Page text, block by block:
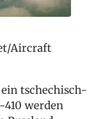
Aircraft
ein tschechisch-
werden